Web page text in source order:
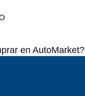
en AutoMarket?